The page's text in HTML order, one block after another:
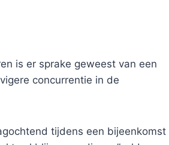
is er sprake geweest van een
concurrentie in de
tijdens een bijeenkomst